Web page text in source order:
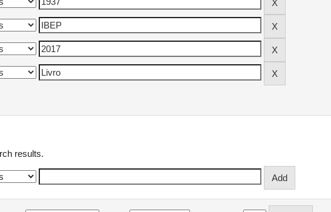
results.